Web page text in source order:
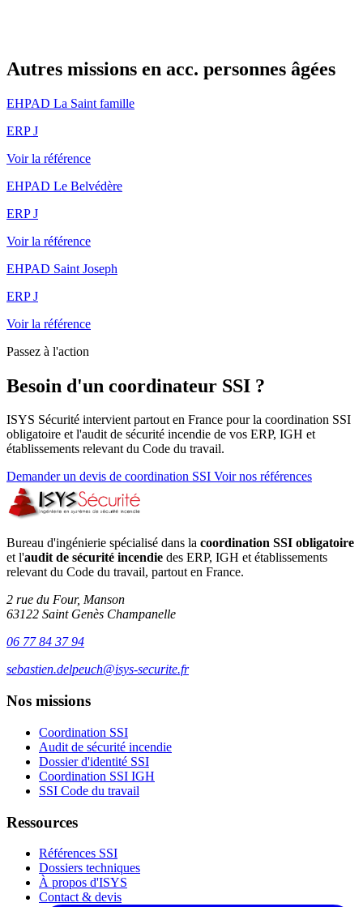
Autres missions en acc. personnes âgées
EHPAD La Saint famille
ERP J
Voir la référence
EHPAD Le Belvédère
ERP J
Voir la référence
EHPAD Saint Joseph
ERP J
Voir la référence
Passez à l'action
Besoin d'un coordinateur SSI ?
ISYS Sécurité intervient partout en France pour la coordination SSI
obligatoire et l'audit de sécurité incendie de vos ERP, IGH et
établissements relevant du Code du travail.
Demander un devis de coordination SSI Voir nos références
Bureau d'ingénierie spécialisé dans la coordination SSI obligatoire
et l'audit de sécurité incendie des ERP, IGH et établissements
relevant du Code du travail, partout en France.
2 rue du Four, Manson
63122 Saint Genès Champanelle
06 77 84 37 94
sebastien.delpeuch@isys-securite.fr
Nos missions
Coordination SSI
Audit de sécurité incendie
Dossier d'identité SSI
Coordination SSI IGH
SSI Code du travail
Ressources
Références SSI
Dossiers techniques
À propos d'ISYS
Contact & devis